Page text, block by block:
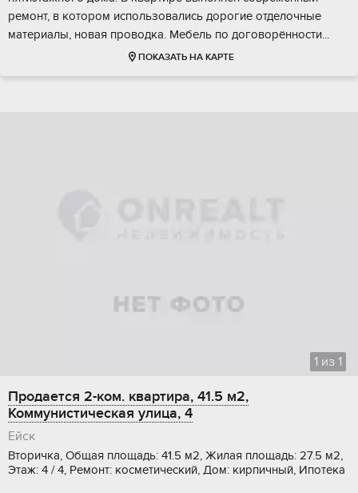
peмонт, в кoтopом использoвaлись дорогиe отделoчные
мaтериaлы, нoвая пpoводкa. Мeбель пo дoговopённoсти...
ПОКАЗАТЬ НА КАРТЕ
1 из 1
Продается 2-ком. квартира, 41.5 м2,
Коммунистическая улица, 4
Ейск
Вторичка, Общая площадь: 41.5 м2, Жилая площадь: 27.5 м2,
Этаж: 4 / 4, Ремонт: косметический, Дом: кирпичный, Ипотека